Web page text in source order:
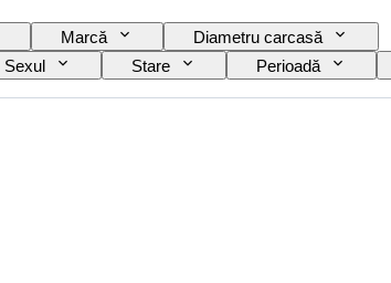
Marcă
Diametru carcasă
Sexul Stare Perioadă
Material curea ceas Eră